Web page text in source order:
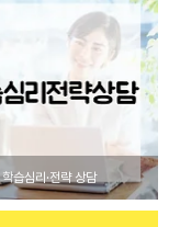
학습심리·전략 상담